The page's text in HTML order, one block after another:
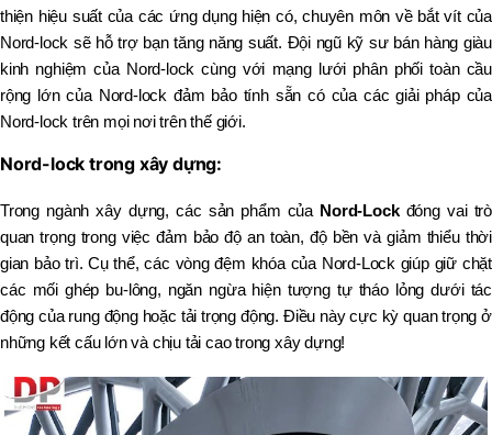
thiện hiệu suất của các ứng dụng hiện có, chuyên môn về bắt vít của
Nord-lock sẽ hỗ trợ bạn tăng năng suất. Đội ngũ kỹ sư bán hàng giàu
kinh nghiệm của Nord-lock cùng với mạng lưới phân phối toàn cầu
rộng lớn của Nord-lock đảm bảo tính sẵn có của các giải pháp của
Nord-lock trên mọi nơi trên thế giới.
Nord-lock trong xây dựng:
Trong ngành xây dựng, các sản phẩm của Nord-Lockđóng vai trò
quan trọng trong việc đảm bảo độ an toàn, độ bền và giảm thiểu thời
gian bảo trì. Cụ thể, các vòng đệm khóa của Nord-Lock giúp giữ chặt
các mối ghép bu-lông, ngăn ngừa hiện tượng tự tháo lỏng dưới tác
động của rung động hoặc tải trọng động. Điều này cực kỳ quan trọng ở
những kết cấu lớn và chịu tải cao trong xây dựng!